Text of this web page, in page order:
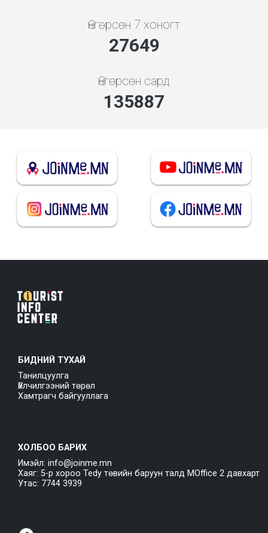
Өнгөрсөн 7 хоногт
29624
Өнгөрсөн сард
145593
БИДНИЙ ТУХАЙ
Танилцуулга
Үйлчилгээний төрөл
Хамтрагч байгууллага
ХОЛБОО БАРИХ
Имэйл: info@joinme.mn
Хаяг: 5-р хороо Tedy төвийн баруун талд MOffice 2 давхарт
Утас: 7744 3939